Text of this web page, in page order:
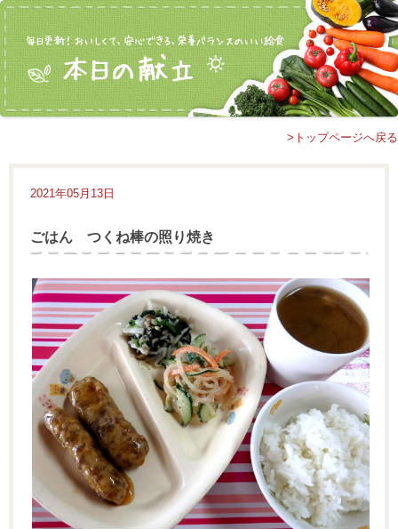
>トップページへ戻る
2021年05月13日
ごはん つくね棒の照り焼き